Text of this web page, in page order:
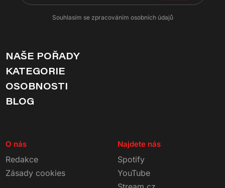
Souhlasím se zpracováním osobních údajů
NAŠE POŘADY
KATEGORIE
OSOBNOSTI
BLOG
O nás
Redakce
Zásady cookies
Najdete nás
Spotify
YouTube